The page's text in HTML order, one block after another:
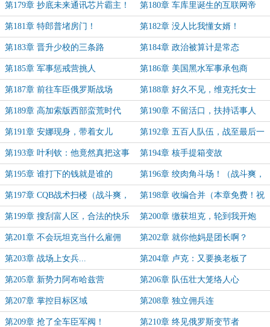
第179章 抄底未来通讯芯片霸主！ 第180章 车库里诞生的互联网帝
国！
第181章 特郎普堵房门！ 第182章 没人比我懂女婿！
第183章 晋升少校的三条路 第184章 政治被算计是常态
第185章 军事惩戒营挑人 第186章 美国黑水军事承包商
第187章 前往车臣俄罗斯战场 第188章 好久不见，维克托女士
第189章 高加索版西部蛮荒时代 第190章 不留活口，扶持话事人
第191章 安娜现身，带着女儿 第192章 五百人队伍，战至最后一
个高加索人！
第193章 叶利钦：他竟然真把这事
当事办啊？（10K，二合一！）
第194章 核手提箱变故
第195章 谁打下的钱就是谁的 第196章 绞肉角斗场！（战斗爽，
可订阅）
第197章 CQB战术扫楼（战斗爽，
可订阅）
第198章 收编合并（本章免费！祝
大家520少爆金币！）
第199章 搜刮富人区，合法的快乐 第200章 缴获坦克，轮到我开炮
了！
第201章 不会玩坦克当什么雇佣
兵？
第202章 就你他妈是团长啊？
第203章 战场上女兵... 第204章 卢克：又要换老板了
第205章 新势力阿布哈兹营 第206章 队伍壮大笼络人心
第207章 掌控目标区域 第208章 独立佣兵连
第209章 抢了全车臣军阀！ 第210章 终见俄罗斯变节者